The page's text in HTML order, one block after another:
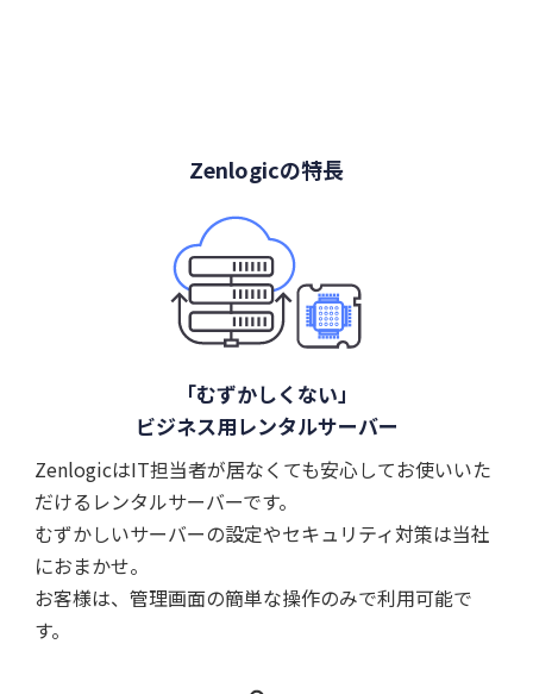
Zenlogicの特長
「むずかしくない」
ビジネス用レンタルサーバー
ZenlogicはIT担当者が居なくても安心してお使いいた
だけるレンタルサーバーです。
むずかしいサーバーの設定やセキュリティ対策は当社
におまかせ。
お客様は、管理画面の簡単な操作のみで利用可能で
す。